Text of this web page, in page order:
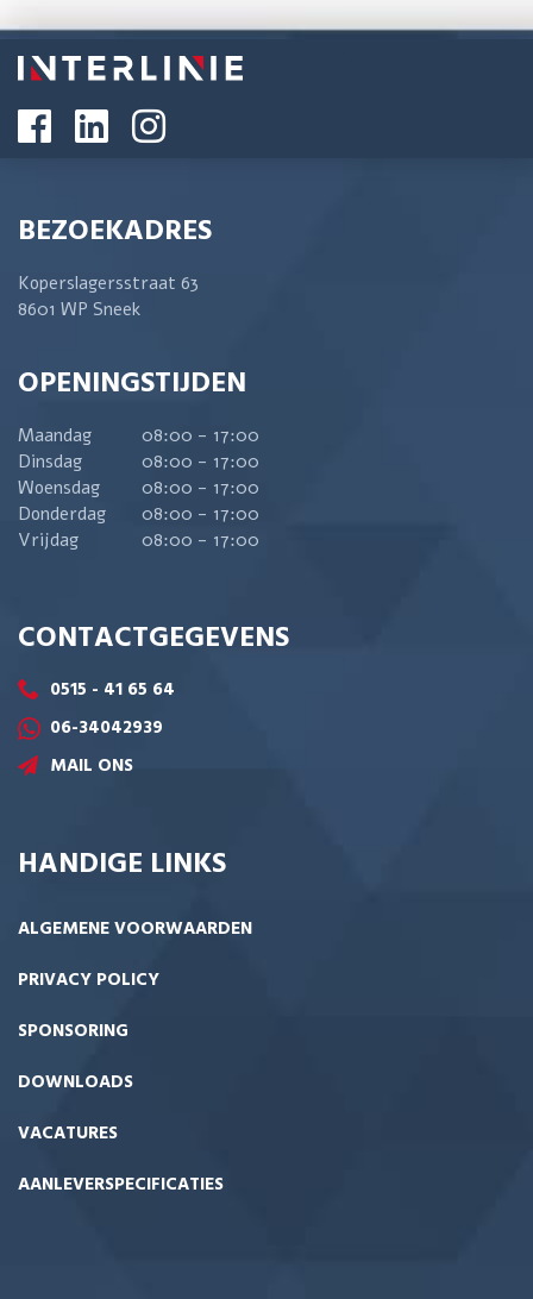
BEZOEKADRES
Koperslagersstraat 63
8601 WP Sneek
OPENINGSTIJDEN
Maandag
08:00 - 17:00
Dinsdag
08:00 - 17:00
Woensdag
08:00 - 17:00
Donderdag
08:00 - 17:00
Vrijdag
08:00 - 17:00
CONTACTGEGEVENS
0515 - 41 65 64
06-34042939
MAIL ONS
HANDIGE LINKS
ALGEMENE VOORWAARDEN
PRIVACY POLICY
SPONSORING
DOWNLOADS
VACATURES
AANLEVERSPECIFICATIES